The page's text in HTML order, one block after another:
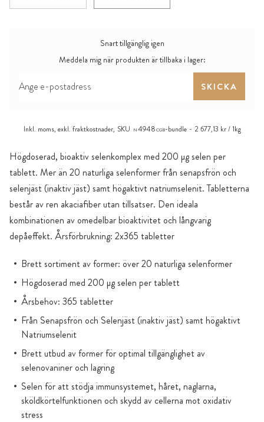
Högdoserad, bioaktiv selenkomplex med 200 µg selen per
tablett. Mer än 20 naturliga selenformer från senapsfrön och
selenjäst (inaktiv jäst) samt högaktivt natriumselenit. Tabletterna
består av ren akaciafiber utan tillsatser. Den ideala
kombinationen av omedelbar bioaktivitet och långvarig
depåeffekt. Årsförbrukning: 2x365 tabletter
Brett sortiment av former: över 20 naturliga selenformer
Högdoserad med 200 µg selen per tablett
Årsbehov: 365 tabletter
Från Senapsfrön och Selenjäst (inaktiv jäst) samt högaktivt
Natriumselenit
Brett utbud av former för optimal tillgänglighet av
selenovaniner och lagring
Selen för att stödja immunsystemet, håret, naglarna,
sköldkörtelfunktionen och skydd av cellerna mot oxidativ
stress
Snart tillgänglig igen
Meddela mig när produkten är tillbaka i lager:
SKICKA
Inkl. moms, exkl. fraktkostnader, SKU N4948CGB-bundle 2 677,13 kr / 1kg